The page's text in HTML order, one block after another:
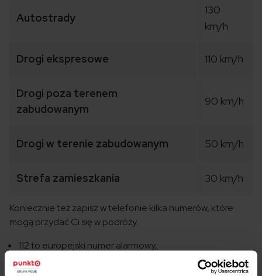
Autostrady
130
km/h
Drogi ekspresowe 110 km/h
Drogi poza terenem
zabudowanym
90 km/h
Drogi w terenie zabudowanym 50 km/h
Strefa zamieszkania 30 km/h
Koniecznie też zapisz w telefonie kilka numerów, które
mogą przydać Ci się w podróży.
112 to europejski numer alarmowy,
118 – pogotowie ratunkowe,
115 – straż pożarna,